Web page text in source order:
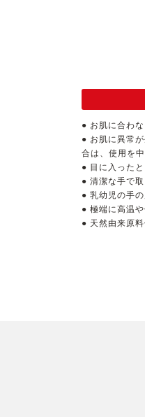
● お肌に合わ
● お肌に異常
合は、使用を
● 目に入った
● 清潔な手で
● 乳幼児の手
● 極端に高温
● 天然由来原